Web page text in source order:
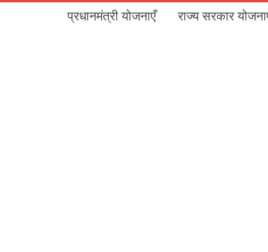
प्रधानमंत्री योजनाएँ राज्य सरकार